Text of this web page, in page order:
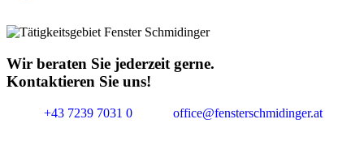
Wir beraten Sie jederzeit gerne.
Kontaktieren Sie uns!
+43 7239 7031 0 office@fensterschmidinger.at